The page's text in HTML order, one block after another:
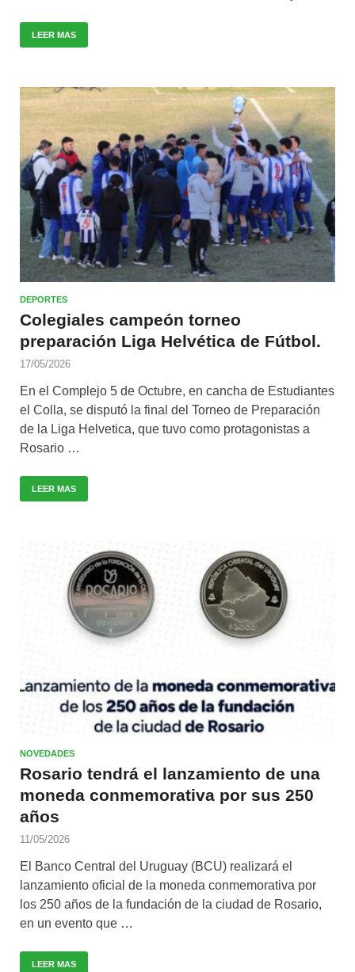
LEER MAS
DEPORTES
Colegiales campeón torneo
preparación Liga Helvética de Fútbol.
17/05/2026
En el Complejo 5 de Octubre, en cancha de Estudiantes
el Colla, se disputó la final del Torneo de Preparación
de la Liga Helvetica, que tuvo como protagonistas a
Rosario …
LEER MAS
NOVEDADES
Rosario tendrá el lanzamiento de una
moneda conmemorativa por sus 250
años
11/05/2026
El Banco Central del Uruguay (BCU) realizará el
lanzamiento oficial de la moneda conmemorativa por
los 250 años de la fundación de la ciudad de Rosario,
en un evento que …
LEER MAS